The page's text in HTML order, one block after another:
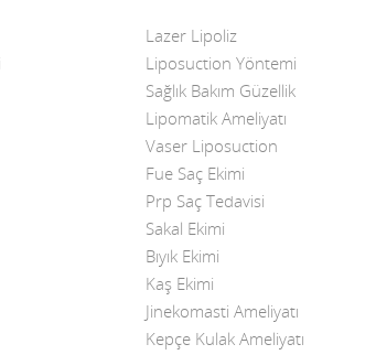
Lazer Lipoliz
Liposuction Yöntemi
Sağlık Bakım Güzellik
Lipomatik Ameliyatı
Vaser Liposuction
Fue Saç Ekimi
Prp Saç Tedavisi
Sakal Ekimi
Bıyık Ekimi
Kaş Ekimi
Jinekomasti Ameliyatı
Kepçe Kulak Ameliyatı